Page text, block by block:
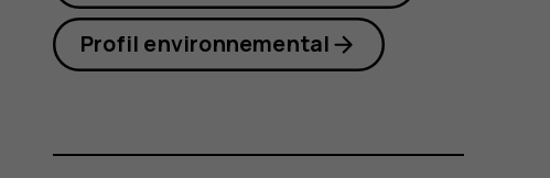
Profil environnemental